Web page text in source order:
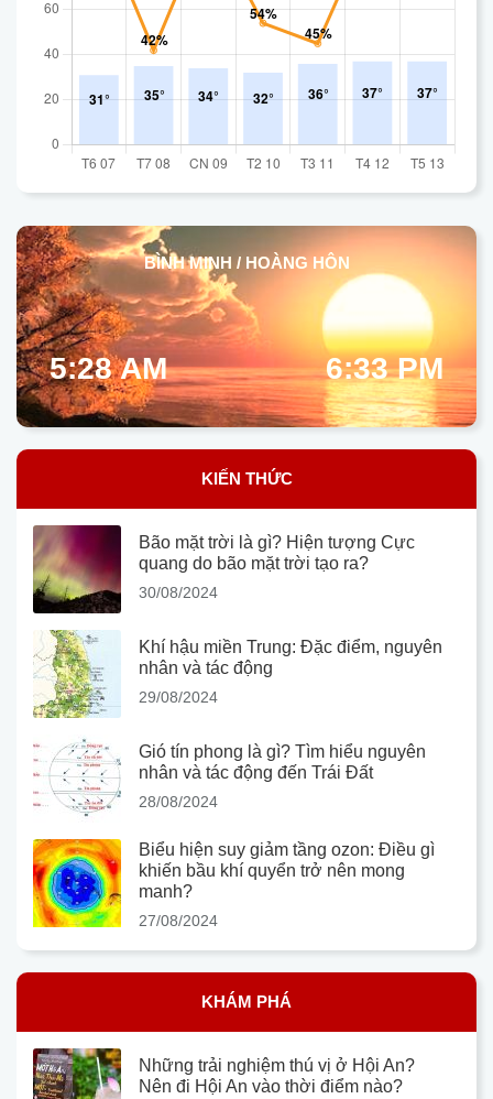
BÌNH MINH / HOÀNG HÔN
5:28 AM 6:33 PM
KIẾN THỨC
Bão mặt trời là gì? Hiện tượng Cực
quang do bão mặt trời tạo ra?
30/08/2024
Khí hậu miền Trung: Đặc điểm, nguyên
nhân và tác động
29/08/2024
Gió tín phong là gì? Tìm hiểu nguyên
nhân và tác động đến Trái Đất
28/08/2024
Biểu hiện suy giảm tầng ozon: Điều gì
khiến bầu khí quyển trở nên mong
manh?
27/08/2024
KHÁM PHÁ
Những trải nghiệm thú vị ở Hội An?
Nên đi Hội An vào thời điểm nào?